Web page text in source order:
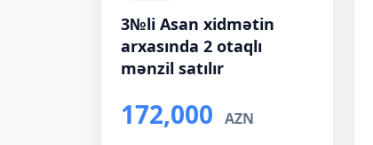
3№li Asan xidmətin
arxasında 2 otaqlı
mənzil satılır
172,000 AZN